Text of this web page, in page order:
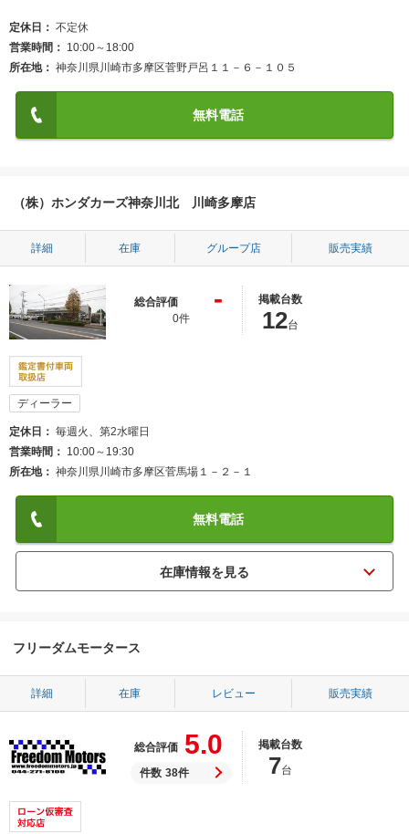
定休日
不定休
営業時間
10:00～18:00
所在地
神奈川県川崎市多摩区菅野戸呂１１－６－１０５
無料電話
（株）ホンダカーズ神奈川北 川崎多摩店
詳細 在庫 グループ店 販売実績
総合評価 -
0件
掲載台数
12台
ディーラー
定休日
毎週火、第2水曜日
営業時間
10:00～19:30
所在地
神奈川県川崎市多摩区菅馬場１－２－１
無料電話
フリーダムモータース
詳細 在庫 レビュー 販売実績
総合評価 5.0
件数 38件
掲載台数
7台